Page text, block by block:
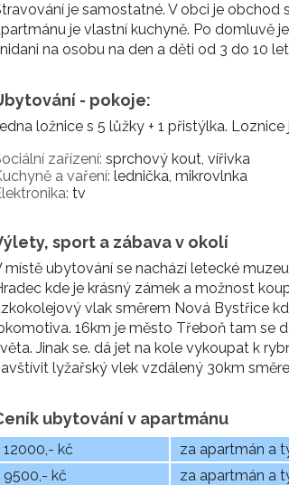
je samostatné. V obci je obchod
je vlastní kuchyně. Po domluvě
na osobu na den a děti od 3 do 10
- pokoje:
ložnice s 5 lůžky + 1 přistýlka.
zařízení: sprchový kout, vířivka
a vaření: lednička, mikrovlnka
tv
sport a zábava v okolí
místě ubytování se nachází letecké
kde je krásný zámek a možnost
vlak směrem Nová Bystřice
16km je město Třeboň tam se
Jinak se. dá jet na kole vykoupat k
lyžařský vlek vzdálený 30km
ubytování v apartmánu
12000,- kč
za apartmán a
9500,- kč
za apartmán a